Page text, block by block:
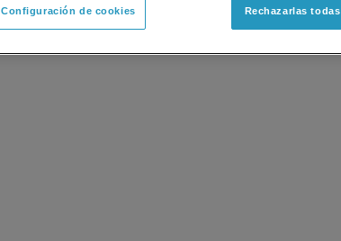
Configuración de cookies Rechazarlas todas